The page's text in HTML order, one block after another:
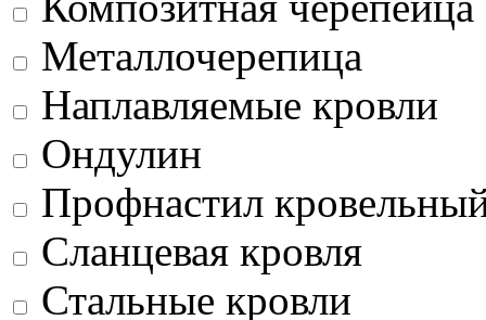
Металлочерепица
Наплавляемые кровли
Ондулин
Профнастил
Сланцевая кровля
Стальные кровли